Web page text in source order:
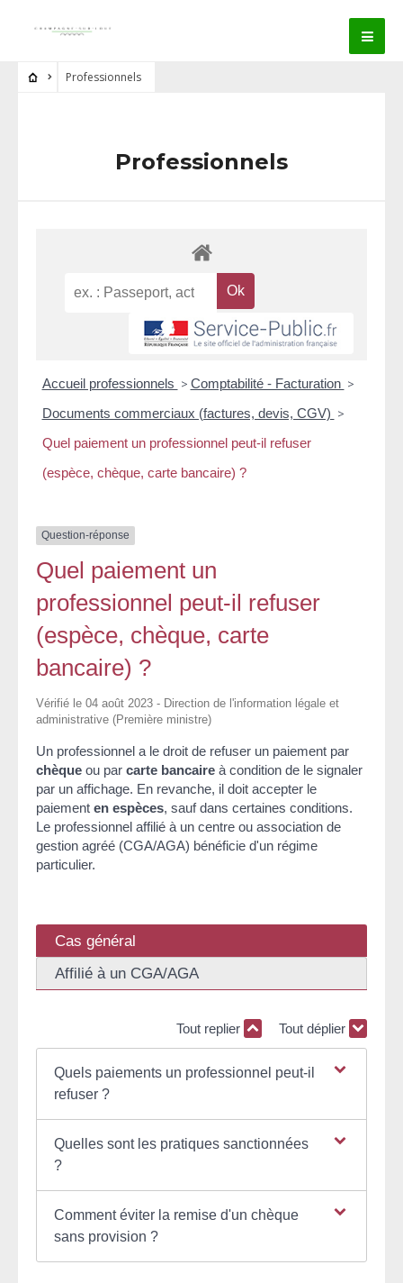
Professionnels
Professionnels
Accueil professionnels > Comptabilité - Facturation >
Documents commerciaux (factures, devis, CGV) >
Quel paiement un professionnel peut-il refuser
(espèce, chèque, carte bancaire) ?
Question-réponse
Quel paiement un
professionnel peut-il refuser
(espèce, chèque, carte
bancaire) ?
Vérifié le 04 août 2023 - Direction de l'information légale et
administrative (Première ministre)
Un professionnel a le droit de refuser un paiement par
chèque ou par carte bancaire à condition de le signaler
par un affichage. En revanche, il doit accepter le
paiement en espèces, sauf dans certaines conditions.
Le professionnel affilié à un centre ou association de
gestion agréé (CGA/AGA) bénéficie d'un régime
particulier.
Cas général
Affilié à un CGA/AGA
Tout replier Tout déplier
Quels paiements un professionnel peut-il
refuser ?
Quelles sont les pratiques sanctionnées
?
Comment éviter la remise d'un chèque
sans provision ?